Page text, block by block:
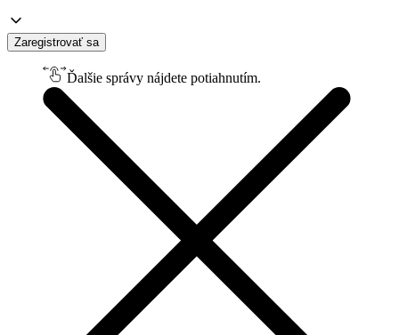
Zaregistrovať sa
Ďalšie správy nájdete potiahnutím.